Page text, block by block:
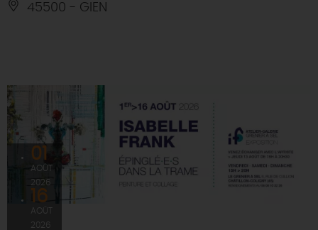
45500 - GIEN
01
AOÛT
2026
16
AOÛT
2026